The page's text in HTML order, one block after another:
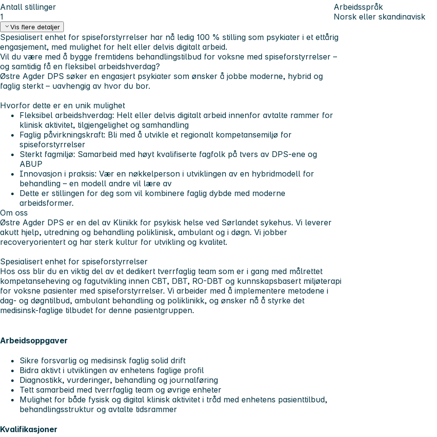
Antall stillinger
1
Arbeidsspråk
Norsk eller skandinavisk
Vis flere detaljer
Spesialisert enhet for spiseforstyrrelser har nå ledig 100 % stilling som psykiater i et ettårig
engasjement, med mulighet for helt eller delvis digitalt arbeid.
Vil du være med å bygge fremtidens behandlingstilbud for voksne med spiseforstyrrelser –
og samtidig få en fleksibel arbeidshverdag?
Østre Agder DPS søker en engasjert psykiater som ønsker å jobbe moderne, hybrid og
faglig sterkt – uavhengig av hvor du bor.
Hvorfor dette er en unik mulighet
Fleksibel arbeidshverdag: Helt eller delvis digitalt arbeid innenfor avtalte rammer for
klinisk aktivitet, tilgjengelighet og samhandling
Faglig påvirkningskraft: Bli med å utvikle et regionalt kompetansemiljø for
spiseforstyrrelser
Sterkt fagmiljø: Samarbeid med høyt kvalifiserte fagfolk på tvers av DPS-ene og
ABUP
Innovasjon i praksis: Vær en nøkkelperson i utviklingen av en hybridmodell for
behandling – en modell andre vil lære av
Dette er stillingen for deg som vil kombinere faglig dybde med moderne
arbeidsformer.
Om oss
Østre Agder DPS er en del av Klinikk for psykisk helse ved Sørlandet sykehus. Vi leverer
akutt hjelp, utredning og behandling poliklinisk, ambulant og i døgn. Vi jobber
recoveryorientert og har sterk kultur for utvikling og kvalitet.
Spesialisert enhet for spiseforstyrrelser
Hos oss blir du en viktig del av et dedikert tverrfaglig team som er i gang med målrettet
kompetanseheving og fagutvikling innen CBT, DBT, RO-DBT og kunnskapsbasert miljøterapi
for voksne pasienter med spiseforstyrrelser. Vi arbeider med å implementere metodene i
dag- og døgntilbud, ambulant behandling og poliklinikk, og ønsker nå å styrke det
medisinsk-faglige tilbudet for denne pasientgruppen.
Arbeidsoppgaver
Sikre forsvarlig og medisinsk faglig solid drift
Bidra aktivt i utviklingen av enhetens faglige profil
Diagnostikk, vurderinger, behandling og journalføring
Tett samarbeid med tverrfaglig team og øvrige enheter
Mulighet for både fysisk og digital klinisk aktivitet i tråd med enhetens pasienttilbud,
behandlingsstruktur og avtalte tidsrammer
Kvalifikasjoner